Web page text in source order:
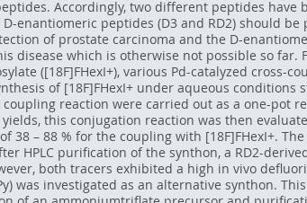
Accordingly, two different peptides have
enantiomeric peptides (D3 and RD2) should
of prostate carcinoma and the D-
disease which is otherwise not possible so far.
([18F]FHexI+), various Pd-catalyzed cross-
of [18F]FHexI+ under aqueous conditions
reaction were carried out as a one-pot
this conjugation reaction was then
38 – 88 % for the coupling with [18F]FHexI+.
HPLC purification of the synthon, a RD2-
both tracers exhibited a high in vivo
was investigated as an alternative synthon.